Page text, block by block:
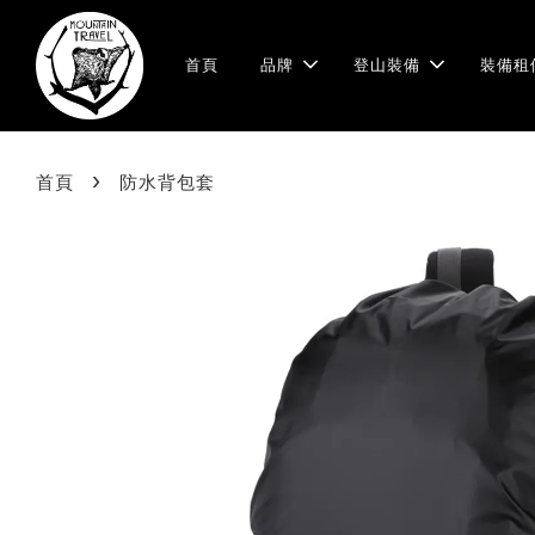
首頁 品牌 登山裝備 裝備租
首頁 › 防水背包套